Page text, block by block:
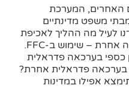
האחרים, המערכת
משפט מדינתיים
לעיל מה ההליך לאכיפת
פסק דין של מדינה אחת במדינה אחרת – שימוש ב-FFC.
כספי בערכאה פדראלית
פדראלית אחרת?
אפילו במדינות